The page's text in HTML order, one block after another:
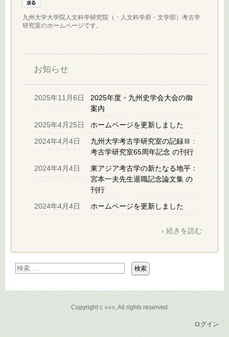
九州大学大学院人文科学研究院（・人文科学府・文学部）考古学
研究室のホームページです。
お知らせ
2025年11月6日
2025年度・九州史学会大会の御
案内
2025年4月25日
ホームページを更新しました
2024年4月4日
九州大学考古学研究室の記録Ⅲ :
考古学研究室65周年記念 の刊行
2024年4月4日
東アジア考古学の新たなる地平：
宮本一夫先生退職記念論文集 の
刊行
2024年4月4日
ホームページを更新しました
› 続きを読む
Copyright c ○○○, All rights reserved.
ログイン